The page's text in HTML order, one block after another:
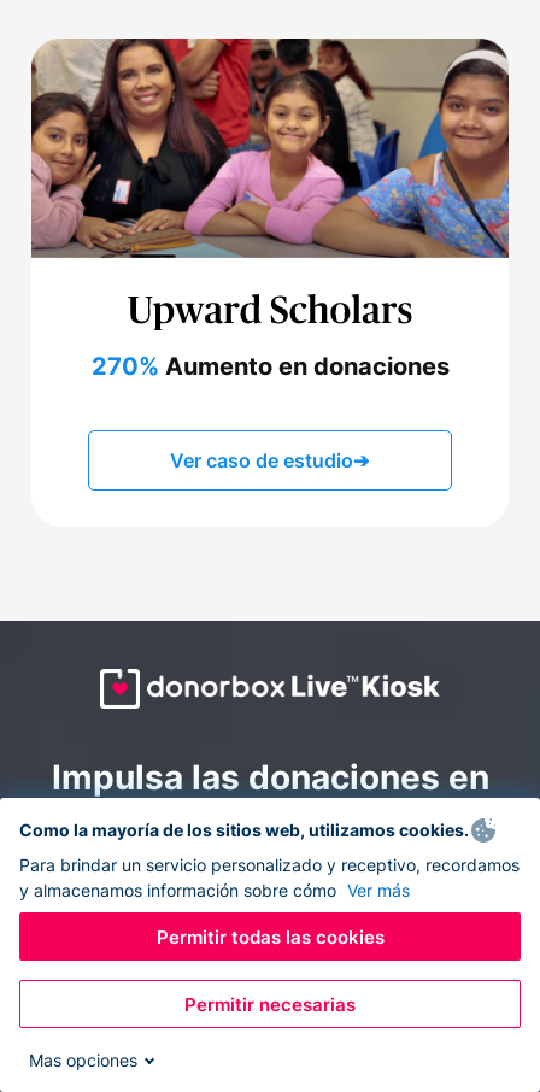
270% Aumento en donaciones
Ver caso de estudio➔
Impulsa las donaciones en
todas partes: combina la
recaudación de fondos en
línea y en el sitio con
Donorbox Live Kiosk.
Convierte tu tableta en un quiosco de donaciones y
recolecta donaciones sin efectivo durante eventos, en
Como la mayoría de los sitios web, utilizamos cookies.
Para brindar un servicio personalizado y receptivo, recordamos
y almacenamos información sobre cómo Ver más
Permitir todas las cookies
Permitir necesarias
Mas opciones